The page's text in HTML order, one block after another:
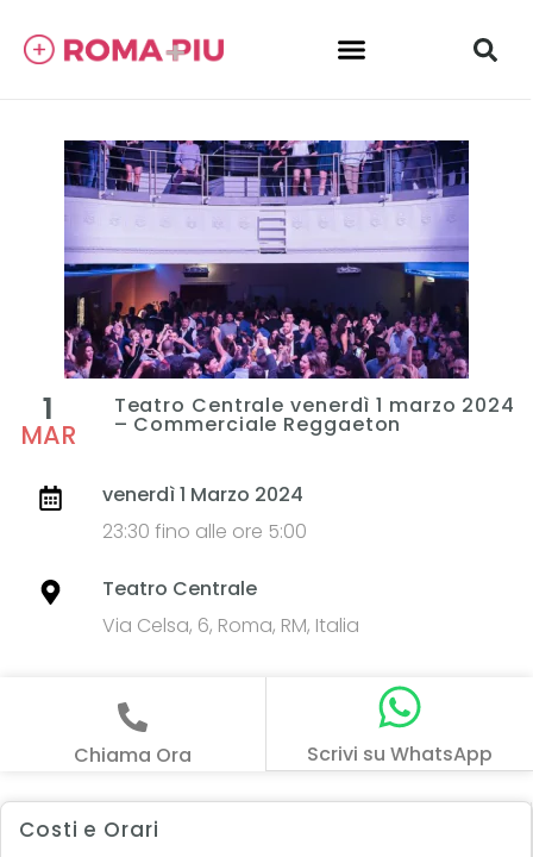
1
MAR
Teatro Centrale venerdì 1 marzo 2024
– Commerciale Reggaeton
venerdì 1 Marzo 2024
23:30 fino alle ore 5:00
Teatro Centrale
Via Celsa, 6, Roma, RM, Italia
Chiama Ora Scrivi su WhatsApp
Costi e Orari